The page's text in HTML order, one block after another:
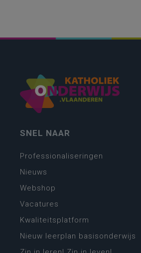
SNEL NAAR
Professionaliseringen
Nieuws
Webshop
Vacatures
Kwaliteitsplatform
Nieuw leerplan basisonderwijs